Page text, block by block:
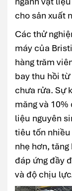
cho sản xuất
Các thử
máy của
hàng trăm
bay thu hồi
chưa rửa. Sự
măng và
liệu nguyên
tiêu tốn
nhẹ hơn, tăng
đáp ứng đầy
và độ chịu